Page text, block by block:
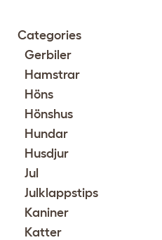
Categories
Gerbiler
Hamstrar
Höns
Hönshus
Hundar
Husdjur
Jul
Julklappstips
Kaniner
Katter